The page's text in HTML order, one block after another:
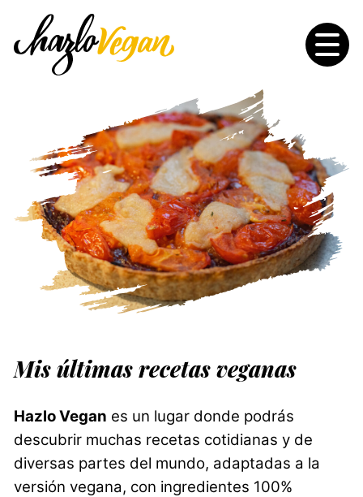
Mis últimas recetas veganas
Hazlo Vegan es un lugar donde podrás
descubrir muchas recetas cotidianas y de
diversas partes del mundo, adaptadas a la
versión vegana, con ingredientes 100%